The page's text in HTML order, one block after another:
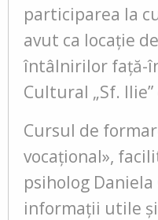
participarea la
avut ca locație
întâlnirilor față-
Cultural „Sf.
Cursul de
vocațional»,
psiholog
informații utile